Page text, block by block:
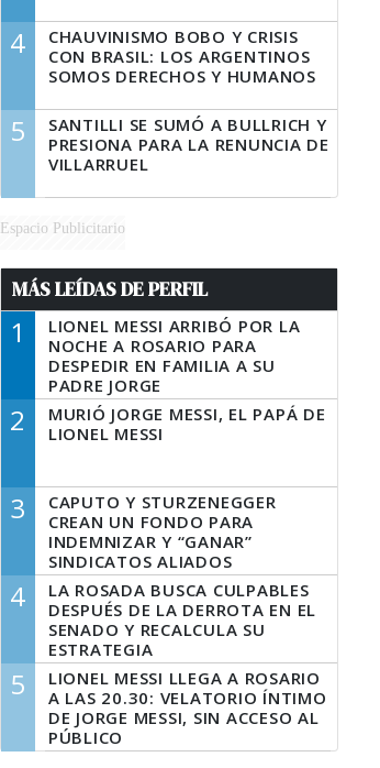
4
CHAUVINISMO BOBO Y CRISIS
CON BRASIL: LOS ARGENTINOS
SOMOS DERECHOS Y HUMANOS
5
SANTILLI SE SUMÓ A BULLRICH Y
PRESIONA PARA LA RENUNCIA DE
VILLARRUEL
Espacio Publicitario
MÁS LEÍDAS DE PERFIL
1
LIONEL MESSI ARRIBÓ POR LA
NOCHE A ROSARIO PARA
DESPEDIR EN FAMILIA A SU
PADRE JORGE
2
MURIÓ JORGE MESSI, EL PAPÁ DE
LIONEL MESSI
3
CAPUTO Y STURZENEGGER
CREAN UN FONDO PARA
INDEMNIZAR Y “GANAR”
SINDICATOS ALIADOS
4
LA ROSADA BUSCA CULPABLES
DESPUÉS DE LA DERROTA EN EL
SENADO Y RECALCULA SU
ESTRATEGIA
5
LIONEL MESSI LLEGA A ROSARIO
A LAS 20.30: VELATORIO ÍNTIMO
DE JORGE MESSI, SIN ACCESO AL
PÚBLICO